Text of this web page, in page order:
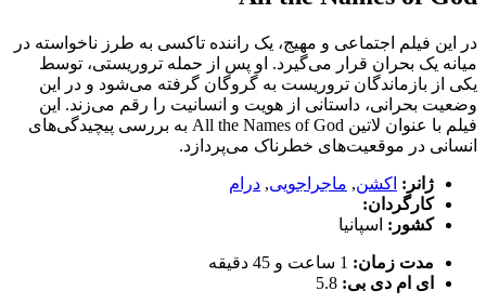
در این فیلم اجتماعی و مهیج، یک راننده تاکسی به طرز ناخواسته در
میانه یک بحران قرار می‌گیرد. او پس از حمله تروریستی، توسط
یکی از بازماندگان تروریست به گروگان گرفته می‌شود و در این
وضعیت بحرانی، داستانی از هویت و انسانیت را رقم می‌زند. این
فیلم با عنوان لاتین All the Names of God به بررسی پیچیدگی‌های
انسانی در موقعیت‌های خطرناک می‌پردازد.
ژانر: اکشن, ماجراجویی, درام
کارگردان:
کشور: اسپانیا
مدت زمان: 1 ساعت و 45 دقیقه
ای ام دی بی: 5.8